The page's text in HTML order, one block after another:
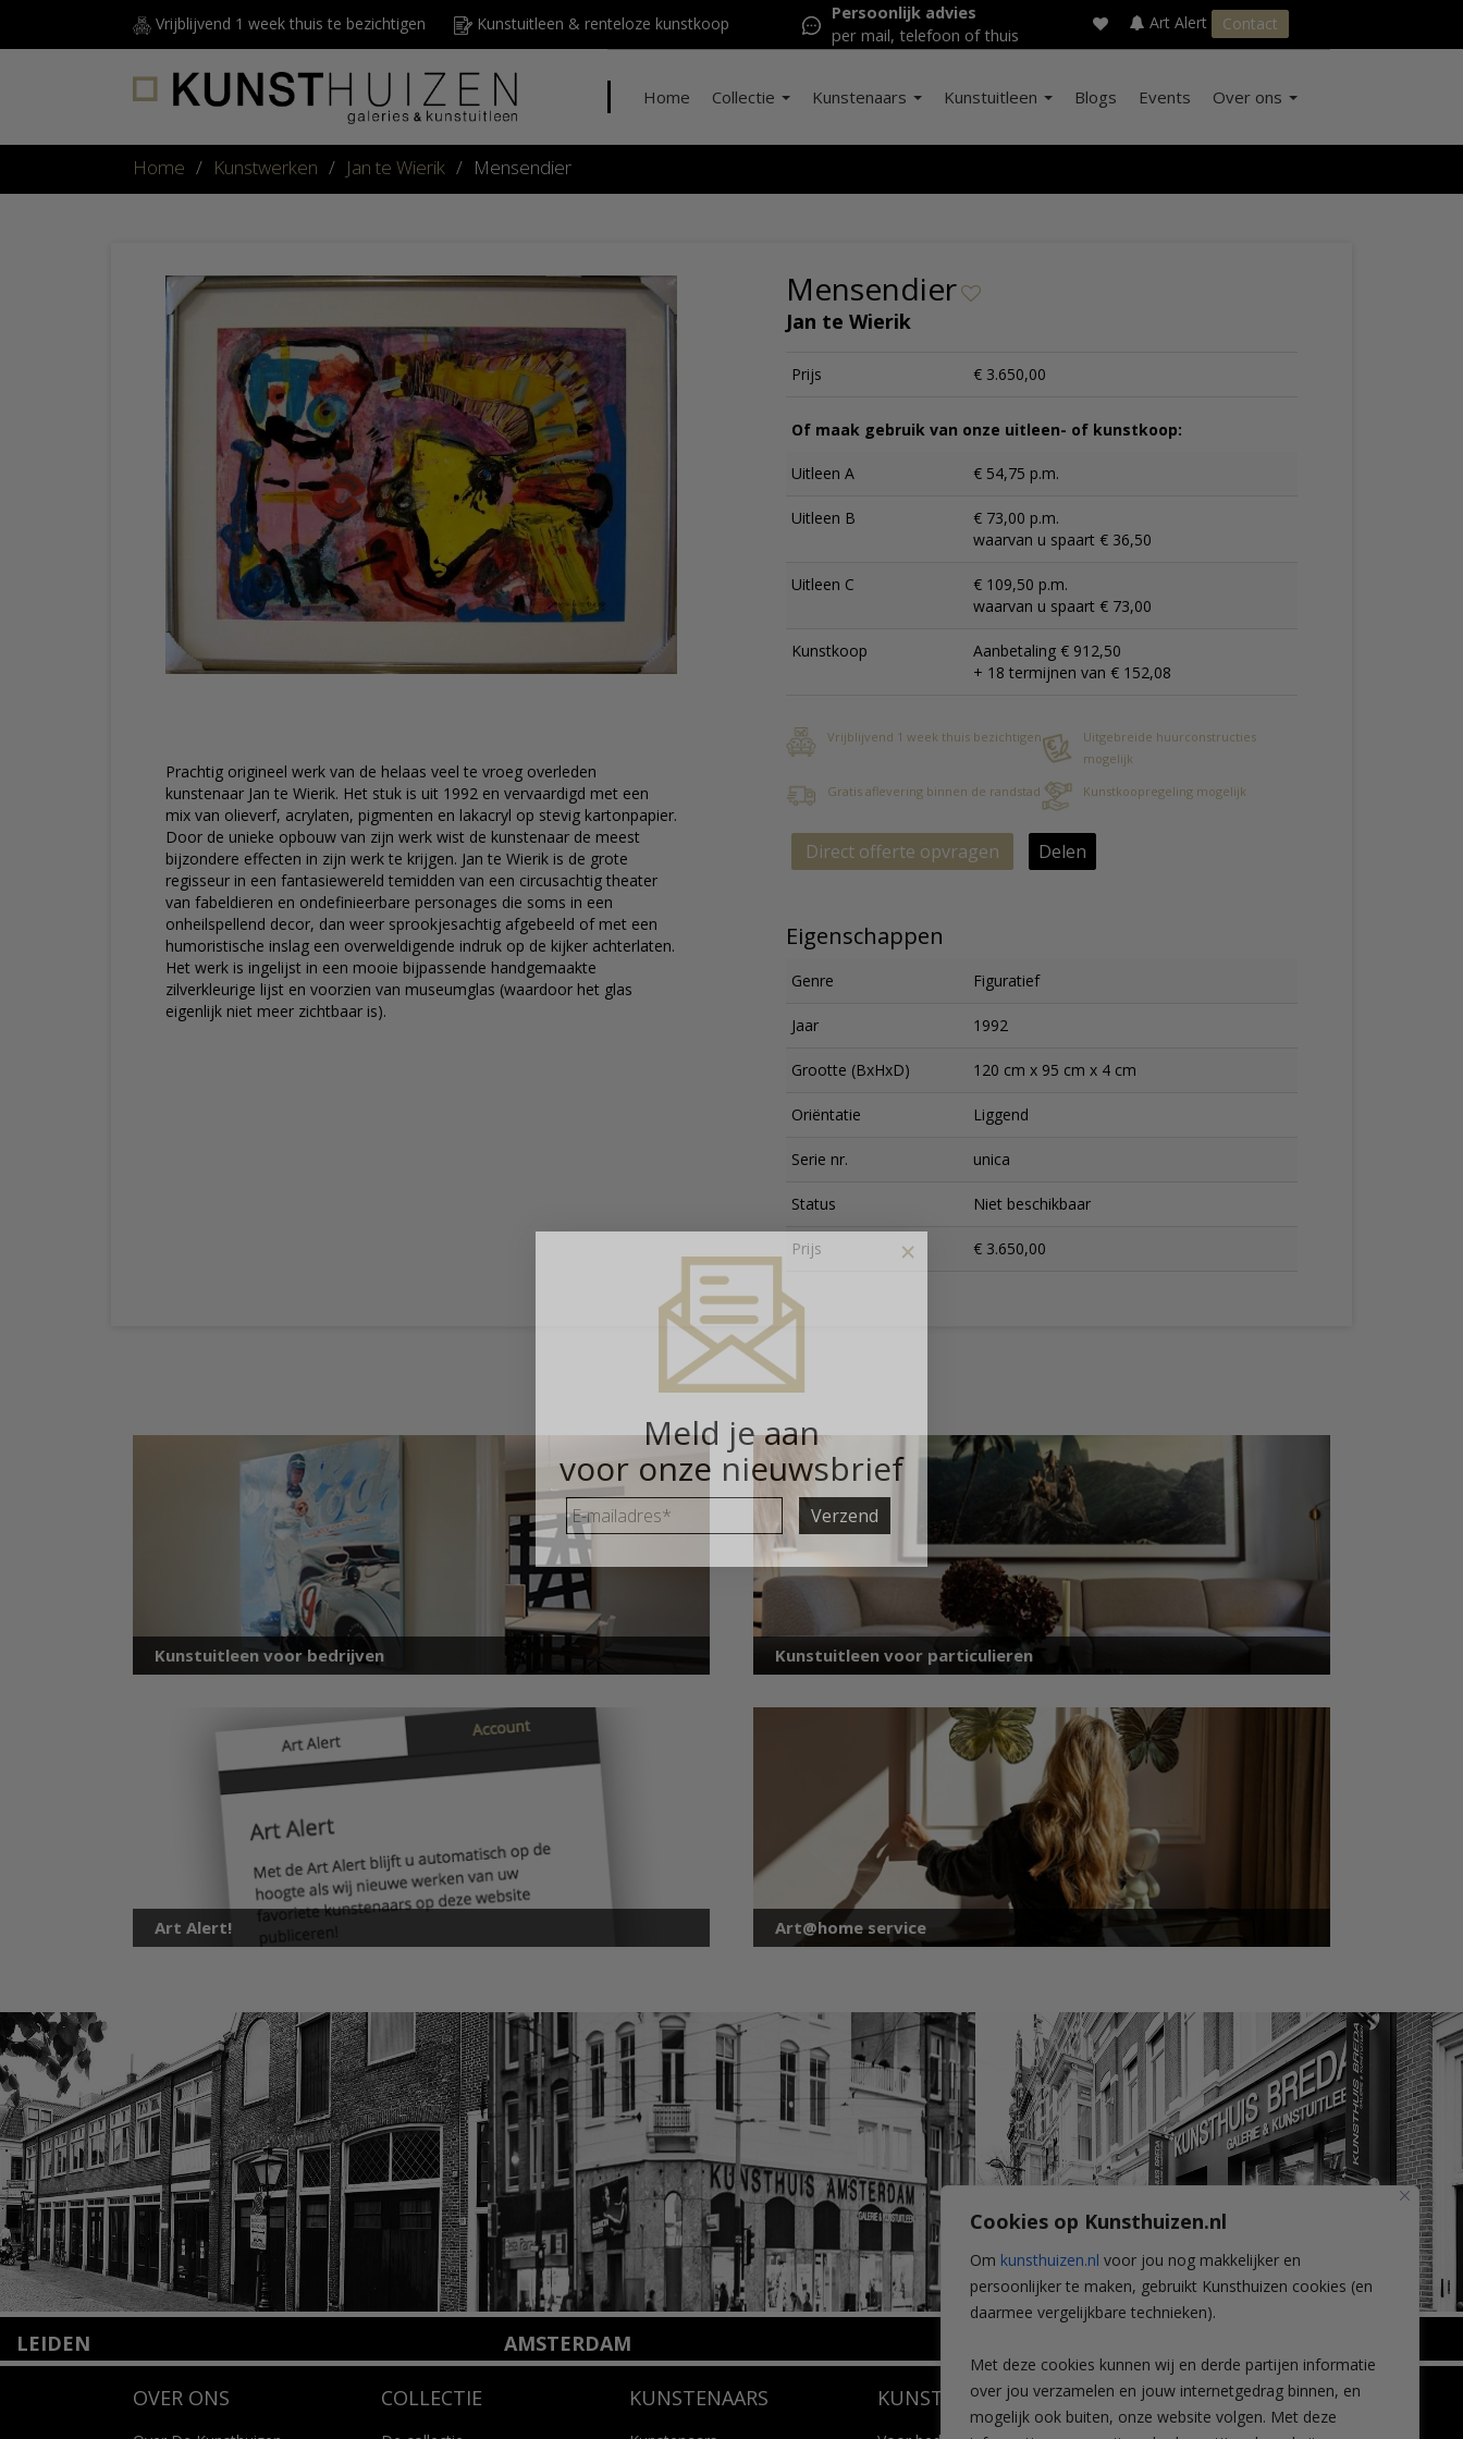
Cookies op Kunsthuizen.nl
Om kunsthuizen.nl voor jou nog makkelijker en
persoonlijker te maken, gebruikt Kunsthuizen cookies (en
daarmee vergelijkbare technieken).
Met deze cookies kunnen wij en derde partijen informatie
over jou verzamelen en jouw internetgedrag binnen, en
mogelijk ook buiten, onze website volgen. Met deze
Vrijblijvend 1 week thuis te bezichtigen Kunstuitleen & renteloze kunstkoop
Persoonlijk advies
per mail, telefoon of thuis
Art Alert Contact
Home Collectie Kunstenaars Kunstuitleen Blogs Events Over ons
Home / Kunstwerken / Jan te Wierik / Mensendier
Prachtig origineel werk van de helaas veel te vroeg overleden
kunstenaar Jan te Wierik. Het stuk is uit 1992 en vervaardigd met een
mix van olieverf, acrylaten, pigmenten en lakacryl op stevig kartonpapier.
Door de unieke opbouw van zijn werk wist de kunstenaar de meest
bijzondere effecten in zijn werk te krijgen. Jan te Wierik is de grote
regisseur in een fantasiewereld temidden van een circusachtig theater
van fabeldieren en ondefinieerbare personages die soms in een
onheilspellend decor, dan weer sprookjesachtig afgebeeld of met een
humoristische inslag een overweldigende indruk op de kijker achterlaten.
Het werk is ingelijst in een mooie bijpassende handgemaakte
zilverkleurige lijst en voorzien van museumglas (waardoor het glas
eigenlijk niet meer zichtbaar is).
Mensendier
Jan te Wierik
Prijs € 3.650,00
Of maak gebruik van onze uitleen- of kunstkoop:
Uitleen A € 54,75 p.m.
Uitleen B
€ 73,00 p.m.
waarvan u spaart € 36,50
Uitleen C
€ 109,50 p.m.
waarvan u spaart € 73,00
Kunstkoop
Aanbetaling € 912,50
+ 18 termijnen van € 152,08
Vrijblijvend 1 week thuis bezichtigen
Uitgebreide huurconstructies
mogelijk
Gratis aflevering binnen de randstad
Kunstkoopregeling mogelijk
Direct offerte opvragen Delen
Eigenschappen
Genre Figuratief
Jaar 1992
Grootte (BxHxD) 120 cm x 95 cm x 4 cm
Oriëntatie Liggend
Serie nr. unica
Status Niet beschikbaar
Prijs € 3.650,00
Kunstuitleen voor bedrijven Kunstuitleen voor particulieren
Art Alert! Art@home service
LEIDEN AMSTERDAM
1075 VX Amsterdam
Wilhelminastraat 11
4818 SB Breda
+31 (0)76 5221309
OVER ONS COLLECTIE KUNSTENAARS KUNSTUITLEEN CONTACT
Meld je aan
voor onze nieuwsbrief
E-
mailadres *
×